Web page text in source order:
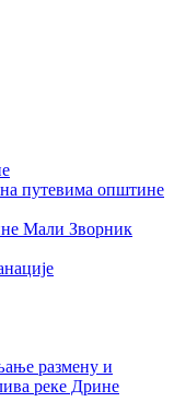
на путевима општине
Мали Зворник
размену и
реке Дрине